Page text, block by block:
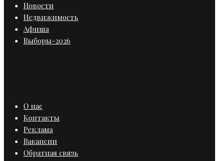
Новости
Недвижимость
Афиша
Выборы-2026
О нас
Контакты
Реклама
Вакансии
Обратная связь